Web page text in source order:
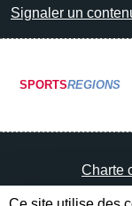
Signaler un
SPORTSREGIONS
Charte